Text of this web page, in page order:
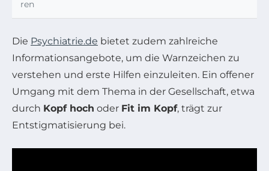
ren
Die Psychiatrie.de bietet zudem zahlreiche
Informationsangebote, um die Warnzeichen zu
verstehen und erste Hilfen einzuleiten. Ein offener
Umgang mit dem Thema in der Gesellschaft, etwa
durch Kopf hoch oder Fit im Kopf, trägt zur
Entstigmatisierung bei.